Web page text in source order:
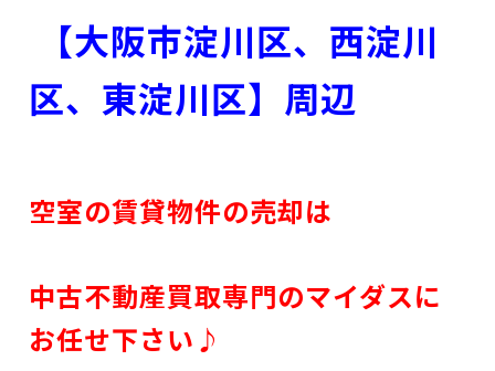
【大阪市淀川区、西淀川
区、東淀川区】周辺
空室の賃貸物件の売却は
中古不動産買取専門のマイダスに
お任せ下さい♪